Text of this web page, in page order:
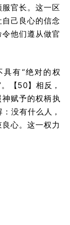
官长。这一区
己良心的信念
他们遵从做官
有“绝对的权
【50】相反，
赋予的权柄执
没有什么人，
心。这一权力